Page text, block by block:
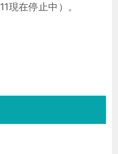
現在停止中）。